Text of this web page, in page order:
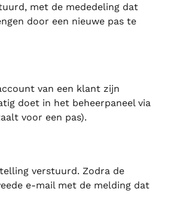
met de mededeling dat
door een nieuwe pas te
van een klant zijn
doet in het beheerpaneel via
voor een pas).
verstuurd. Zodra de
e-mail met de melding dat